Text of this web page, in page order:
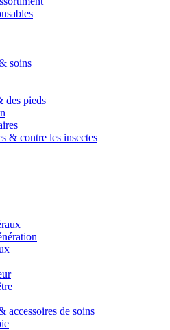
soins
des pieds
& contre les insectes
accessoires de soins